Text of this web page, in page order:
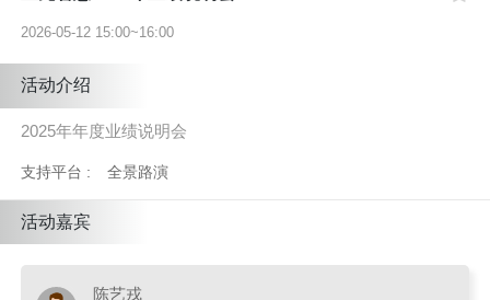
2026-05-12 15:00~16:00
活动介绍
2025年年度业绩说明会
支持平台 : 全景路演
活动嘉宾
陈艺戎